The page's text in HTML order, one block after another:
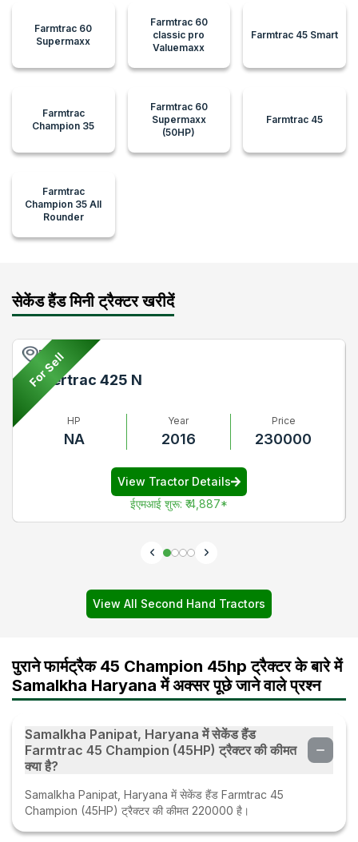
Farmtrac 60
Supermaxx
Farmtrac 60
classic pro
Valuemaxx
Farmtrac 45 Smart
Farmtrac
Champion 35
Farmtrac 60
Supermaxx
(50HP)
Farmtrac 45
Farmtrac
Champion 35 All
Rounder
सेकेंड हैंड मिनी ट्रैक्टर खरीदें
For Sell
Pune
Powertrac 425 N
HP
NA
Year
2016
Price
230000
View Tractor Details
ईएमआई शुरू: ₹ 4,887*
View All Second Hand Tractors
पुराने फार्मट्रैक 45 Champion 45hp ट्रैक्टर के बारे में
Samalkha Haryana में अक्सर पूछे जाने वाले प्रश्न
Samalkha Panipat, Haryana में सेकेंड हैंड
Farmtrac 45 Champion (45HP) ट्रैक्टर की कीमत
क्या है?
Samalkha Panipat, Haryana में सेकेंड हैंड Farmtrac 45
Champion (45HP) ट्रैक्टर की कीमत 220000 है।